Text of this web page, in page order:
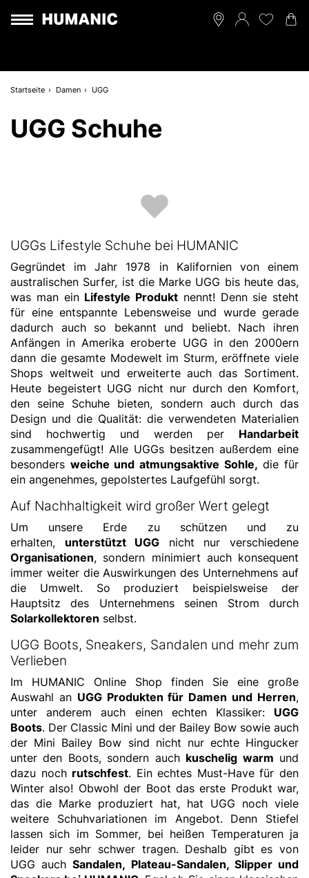
Startseite Damen UGG
UGG Schuhe
UGGs Lifestyle Schuhe bei HUMANIC
Gegründet im Jahr 1978 in Kalifornien von einem
australischen Surfer, ist die Marke UGG bis heute das,
was man ein Lifestyle Produkt nennt! Denn sie steht
für eine entspannte Lebensweise und wurde gerade
dadurch auch so bekannt und beliebt. Nach ihren
Anfängen in Amerika eroberte UGG in den 2000ern
dann die gesamte Modewelt im Sturm, eröffnete viele
Shops weltweit und erweiterte auch das Sortiment.
Heute begeistert UGG nicht nur durch den Komfort,
den seine Schuhe bieten, sondern auch durch das
Design und die Qualität: die verwendeten Materialien
sind hochwertig und werden per Handarbeit
zusammengefügt! Alle UGGs besitzen außerdem eine
besonders weiche und atmungsaktive Sohle, die für
ein angenehmes, gepolstertes Laufgefühl sorgt.
Auf Nachhaltigkeit wird großer Wert gelegt
Um unsere Erde zu schützen und zu
erhalten, unterstützt UGG nicht nur verschiedene
Organisationen, sondern minimiert auch konsequent
immer weiter die Auswirkungen des Unternehmens auf
die Umwelt. So produziert beispielsweise der
Hauptsitz des Unternehmens seinen Strom durch
Solarkollektoren selbst.
UGG Boots, Sneakers, Sandalen und mehr zum
Verlieben
Im HUMANIC Online Shop finden Sie eine große
Auswahl an UGG Produkten für Damen und Herren,
unter anderem auch einen echten Klassiker: UGG
Boots. Der Classic Mini und der Bailey Bow sowie auch
der Mini Bailey Bow sind nicht nur echte Hingucker
unter den Boots, sondern auch kuschelig warm und
dazu noch rutschfest. Ein echtes Must-Have für den
Winter also! Obwohl der Boot das erste Produkt war,
das die Marke produziert hat, hat UGG noch viele
weitere Schuhvariationen im Angebot. Denn Stiefel
lassen sich im Sommer, bei heißen Temperaturen ja
leider nur sehr schwer tragen. Deshalb gibt es von
UGG auchSandalen, Plateau-Sandalen, Slipper und